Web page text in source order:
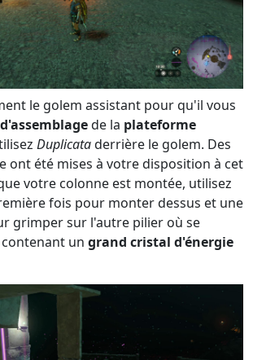
le golem assistant pour qu'il vous
de la plateforme
Duplicataderrière le golem. Des
ont été mises à votre disposition à cet
votre colonne est montée, utilisez
fois pour monter dessus et une
grimper sur l'autre pilier où se
un grand cristal d'énergie